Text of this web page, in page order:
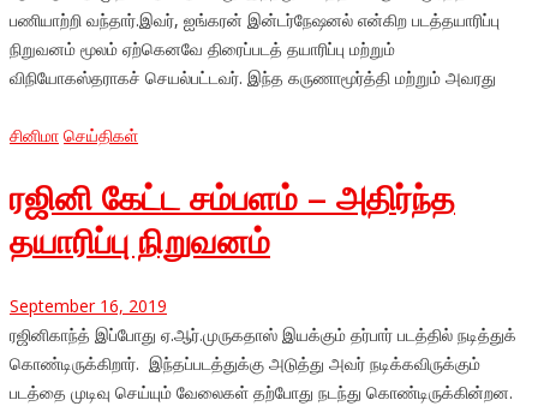
பணியாற்றி வந்தார்.இவர், ஐங்கரன் இன்டர்நேஷனல் என்கிற படத்தயாரிப்பு
நிறுவனம் மூலம் ஏற்கெனவே திரைப்படத் தயாரிப்பு மற்றும்
விநியோகஸ்தராகச் செயல்பட்டவர். இந்த கருணாமூர்த்தி மற்றும் அவரது
சினிமா செய்திகள்
ரஜினி கேட்ட சம்பளம் – அதிர்ந்த
தயாரிப்பு நிறுவனம்
September 16, 2019
ரஜினிகாந்த் இப்போது ஏ.ஆர்.முருகதாஸ் இயக்கும் தர்பார் படத்தில் நடித்துக்
கொண்டிருக்கிறார். இந்தப்படத்துக்கு அடுத்து அவர் நடிக்கவிருக்கும்
படத்தை முடிவு செய்யும் வேலைகள் தற்போது நடந்து கொண்டிருக்கின்றன.